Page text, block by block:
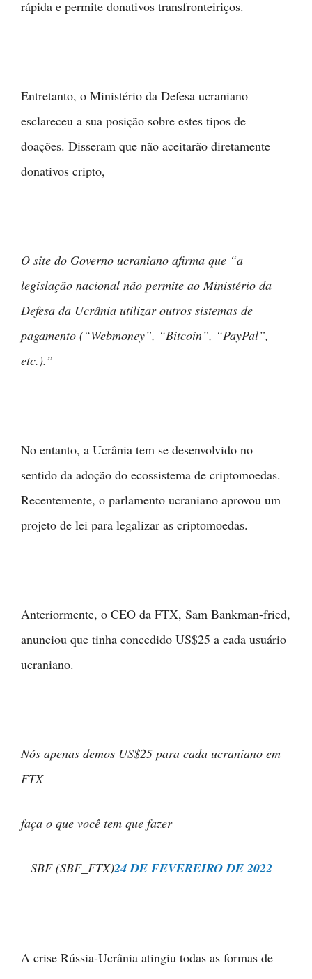
rápida e permite donativos transfronteiriços.
Entretanto, o Ministério da Defesa ucraniano
esclareceu a sua posição sobre estes tipos de
doações. Disseram que não aceitarão diretamente
donativos cripto,
O site do Governo ucraniano afirma que “a
legislação nacional não permite ao Ministério da
Defesa da Ucrânia utilizar outros sistemas de
pagamento (“Webmoney”, “Bitcoin”, “PayPal”,
etc.).”
No entanto, a Ucrânia tem se desenvolvido no
sentido da adoção do ecossistema de criptomoedas.
Recentemente, o parlamento ucraniano aprovou um
projeto de lei para legalizar as criptomoedas.
Anteriormente, o CEO da FTX, Sam Bankman-fried,
anunciou que tinha concedido US$25 a cada usuário
ucraniano.
Nós apenas demos US$25 para cada ucraniano em
FTX
faça o que você tem que fazer
– SBF (SBF_FTX)24 DE FEVEREIRO DE 2022
A crise Rússia-Ucrânia atingiu todas as formas de